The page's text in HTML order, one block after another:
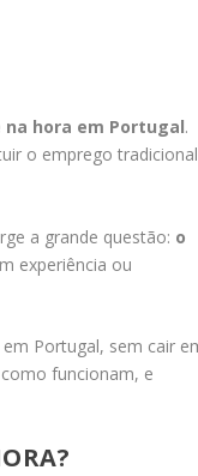
hora em Portugal.
o emprego
a grande questão: o
experiência ou
Portugal, sem cair
funcionam, e